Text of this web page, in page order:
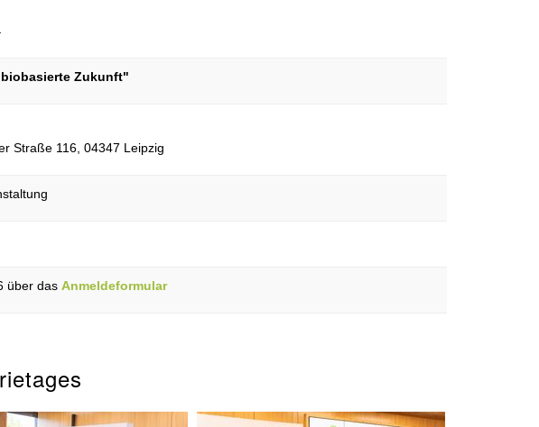
Zukunft"
Straße 116, 04347 Leipzig
über das Anmeldeformular